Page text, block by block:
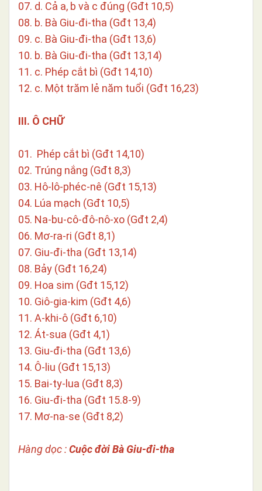
07. d. Cả a, b và c đúng (Gđt 10,5)
08. b. Bà Giu-đi-tha (Gđt 13,4)
09. c. Bà Giu-đi-tha (Gđt 13,6)
10. b. Bà Giu-đi-tha (Gđt 13,14)
11. c. Phép cắt bì (Gđt 14,10)
12. c. Một trăm lẻ năm tuổi (Gđt 16,23)
III. Ô CHỮ
01. Phép cắt bì (Gđt 14,10)
02. Trúng nắng (Gđt 8,3)
03. Hô-lô-phéc-nê (Gđt 15,13)
04. Lúa mạch (Gđt 10,5)
05. Na-bu-cô-đô-nô-xo (Gđt 2,4)
06. Mơ-ra-ri (Gđt 8,1)
07. Giu-đi-tha (Gđt 13,14)
08. Bảy (Gđt 16,24)
09. Hoa sim (Gđt 15,12)
10. Giô-gia-kim (Gđt 4,6)
11. A-khi-ô (Gđt 6,10)
12. Át-sua (Gđt 4,1)
13. Giu-đi-tha (Gđt 13,6)
14. Ô-liu (Gđt 15,13)
15. Bai-ty-lua (Gđt 8,3)
16. Giu-đi-tha (Gđt 15.8-9)
17. Mơ-na-se (Gđt 8,2)
Hàng dọc :Cuộc đời Bà Giu-đi-tha